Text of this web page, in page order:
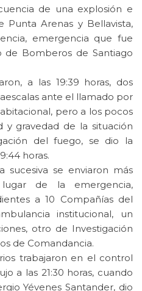
de una explosión e
Punta Arenas y Bellavista,
emergencia que fue
Bomberos de Santiago
a las 19:39 horas, dos
ante el llamado por
pero a los pocos
gravedad de la situación
del fuego, se dio la
horas.
sucesiva se enviaron más
de la emergencia,
a 10 Compañías del
institucional, un
otro de Investigación
de Comandancia.
trabajaron en el control
a las 21:30 horas, cuando
Yévenes Santander, dio